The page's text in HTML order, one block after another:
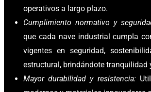
operativos a largo plazo.
Cumplimiento normativo y
que cada nave industrial cumpla
vigentes en seguridad,
estructural, brindándote tranquilidad
Mayor durabilidad y resistencia: